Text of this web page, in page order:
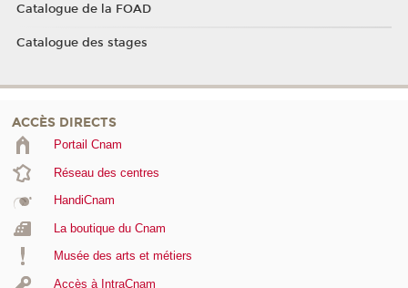
Catalogue de la FOAD
Catalogue des stages
ACCÈS DIRECTS
Portail Cnam
Réseau des centres
HandiCnam
La boutique du Cnam
Musée des arts et métiers
Accès à IntraCnam